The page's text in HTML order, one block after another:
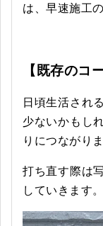
は、早速施工
【既存のコ
日頃生活され
少ないかもし
りにつながりま
打ち直す際は
していきます。